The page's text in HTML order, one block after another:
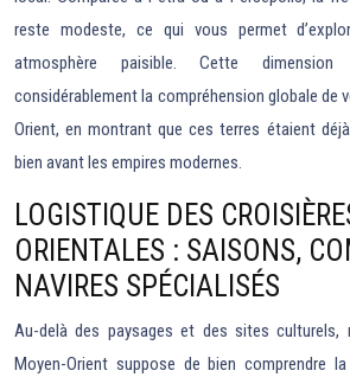
reste modeste, ce qui vous permet
atmosphère paisible. Cette dimension
considérablement la compréhension globale de
Orient, en montrant que ces terres étaient
bien avant les empires modernes.
LOGISTIQUE DES
ORIENTALES : SAISONS,
NAVIRES SPÉCIALISÉS
Au-delà des paysages et des sites culturels,
Moyen-Orient suppose de bien comprendre